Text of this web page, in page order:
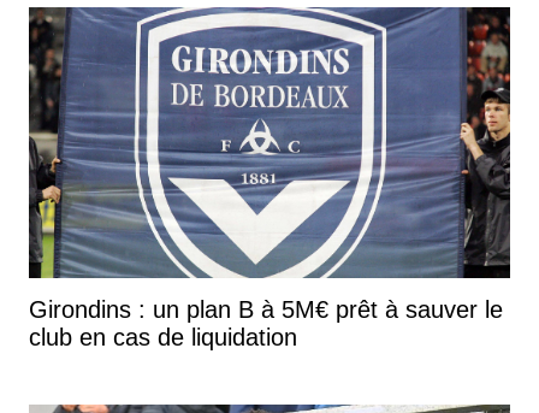
Girondins : un plan B à 5M€ prêt à sauver le
club en cas de liquidation